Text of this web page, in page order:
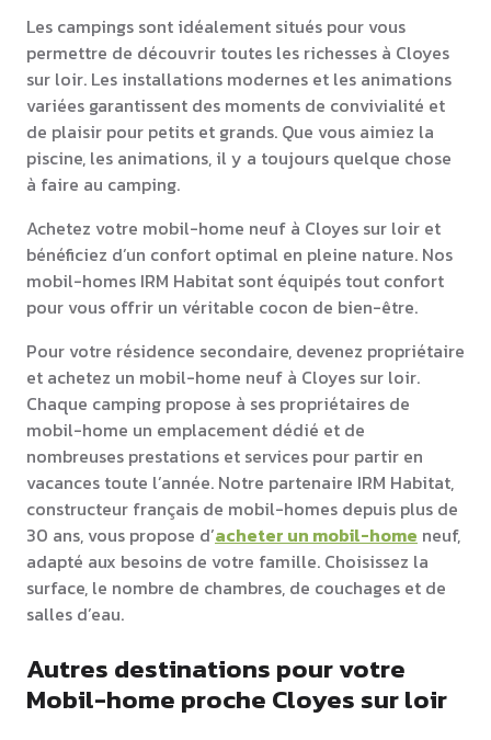
Les campings sont idéalement situés pour vous
permettre de découvrir toutes les richesses à Cloyes
sur loir. Les installations modernes et les animations
variées garantissent des moments de convivialité et
de plaisir pour petits et grands. Que vous aimiez la
piscine, les animations, il y a toujours quelque chose
à faire au camping.
Achetez votre mobil-home neuf à Cloyes sur loir et
bénéficiez d’un confort optimal en pleine nature. Nos
mobil-homes IRM Habitat sont équipés tout confort
pour vous offrir un véritable cocon de bien-être.
Pour votre résidence secondaire, devenez propriétaire
et achetez un mobil-home neuf à Cloyes sur loir.
Chaque camping propose à ses propriétaires de
mobil-home un emplacement dédié et de
nombreuses prestations et services pour partir en
vacances toute l’année. Notre partenaire IRM Habitat,
constructeur français de mobil-homes depuis plus de
30 ans, vous propose d’acheter un mobil-home neuf,
adapté aux besoins de votre famille. Choisissez la
surface, le nombre de chambres, de couchages et de
salles d’eau.
Autres destinations pour votre
Mobil-home proche Cloyes sur loir